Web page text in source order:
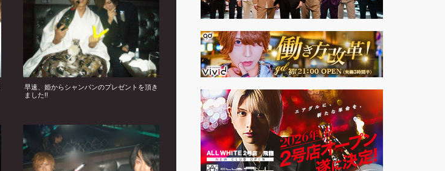
早速、姫からシャンパンのプレゼントを頂き
ました!!